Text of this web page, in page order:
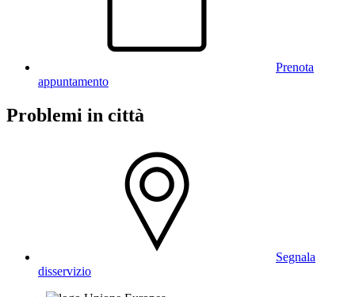
Prenota
appuntamento
Problemi in città
Segnala
disservizio